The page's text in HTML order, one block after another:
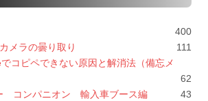
400
メラの曇り取り
111
コピペできない原因と解消法（備忘メ
62
コンパニオン 輸入車ブース編
43